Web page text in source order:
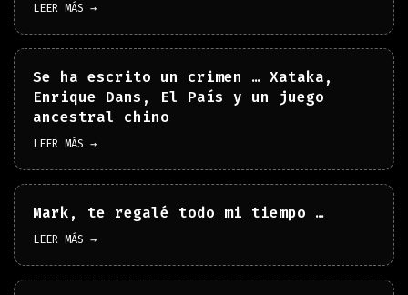
LEER MÁS →
Se ha escrito un crimen … Xataka,
Enrique Dans, El País y un juego
ancestral chino
LEER MÁS →
Mark, te regalé todo mi tiempo …
LEER MÁS →